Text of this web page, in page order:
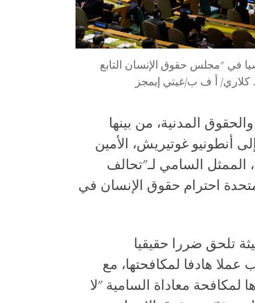
في "مجلس حقوق الإنسان التابع
والحقوق المدنية، من بينها
إلى أنطونيو غوتيريش، الأمين
الممثل السامي لـ"تحالف
احترام حقوق الإنسان في
تلحق ضررا حقيقيا
عملا هادفا لمكافحتها، مع
لمكافحة معاداة السامية "لا